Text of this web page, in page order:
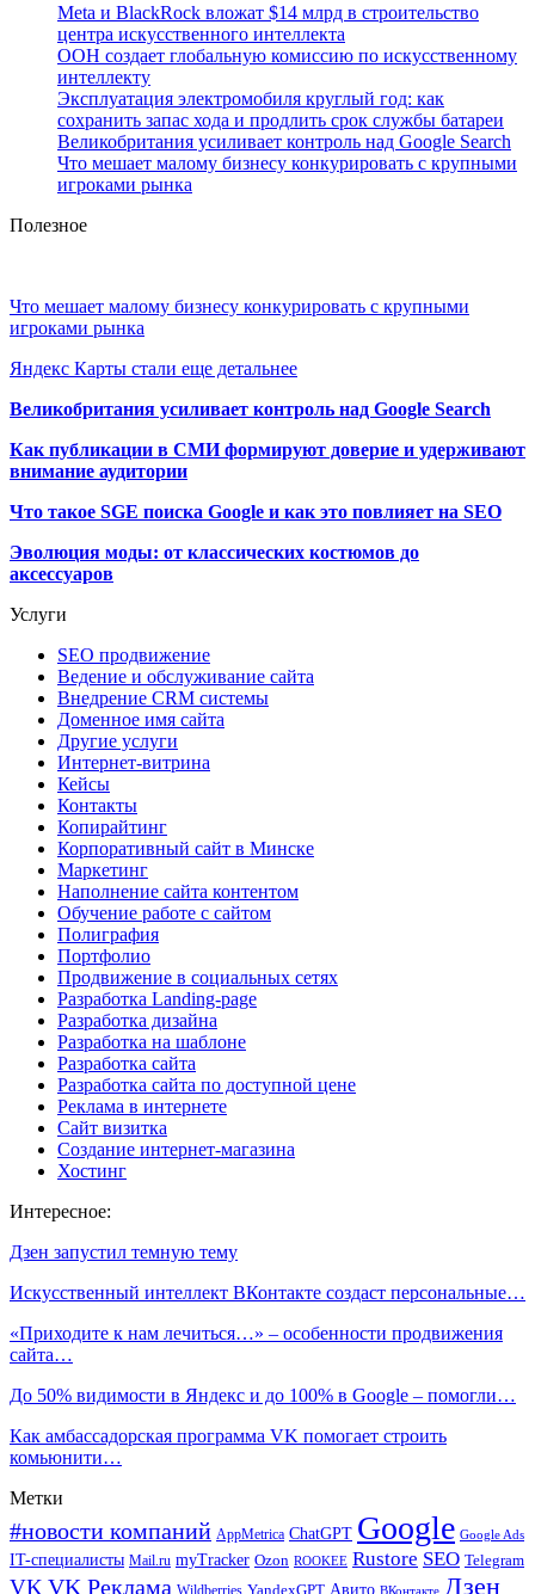
Meta и BlackRock вложат $14 млрд в строительство
центра искусственного интеллекта
ООН создает глобальную комиссию по искусственному
интеллекту
Эксплуатация электромобиля круглый год: как
сохранить запас хода и продлить срок службы батареи
Великобритания усиливает контроль над Google Search
Что мешает малому бизнесу конкурировать с крупными
игроками рынка
Полезное
Что мешает малому бизнесу конкурировать с крупными
игроками рынка
Яндекс Карты стали еще детальнее
Великобритания усиливает контроль над Google Search
Как публикации в СМИ формируют доверие и удерживают
внимание аудитории
Что такое SGE поиска Google и как это повлияет на SEO
Эволюция моды: от классических костюмов до
аксессуаров
Услуги
SEO продвижение
Ведение и обслуживание сайта
Внедрение CRM системы
Доменное имя сайта
Другие услуги
Интернет-витрина
Кейсы
Контакты
Копирайтинг
Корпоративный сайт в Минске
Маркетинг
Наполнение сайта контентом
Обучение работе с сайтом
Полиграфия
Портфолио
Продвижение в социальных сетях
Разработка Landing-page
Разработка дизайна
Разработка на шаблоне
Разработка сайта
Разработка сайта по доступной цене
Реклама в интернете
Сайт визитка
Создание интернет-магазина
Хостинг
Интересное:
Дзен запустил темную тему
Искусственный интеллект ВКонтакте создаст персональные…
«Приходите к нам лечиться…» – особенности продвижения
сайта…
До 50% видимости в Яндекс и до 100% в Google – помогли…
Как амбассадорская программа VK помогает строить
комьюнити…
Метки
#новости компаний AppMetrica ChatGPT Google Google Ads
IT-специалисты Mail.ru myTracker Ozon ROOKEE Rustore SEO Telegram
VK VK Реклама Wildberries YandexGPT Авито ВКонтакте Дзен